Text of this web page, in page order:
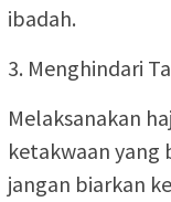
ibadah.
3. Menghindari
Melaksanakan
ketakwaan yang
jangan biarkan